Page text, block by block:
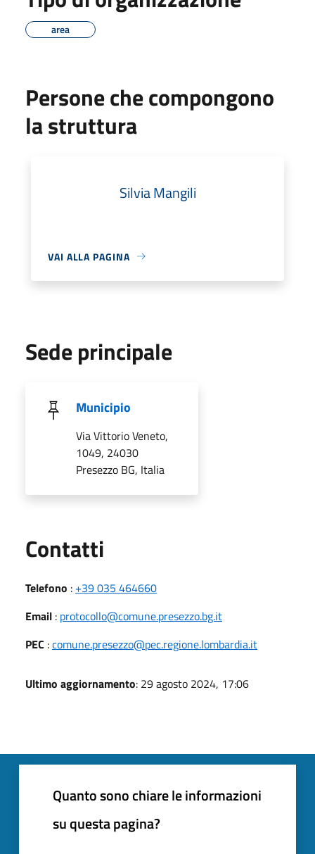
area
Persone che compongono
la struttura
Silvia Mangili
VAI ALLA PAGINA
Sede principale
Municipio
Via Vittorio Veneto,
1049, 24030
Presezzo BG, Italia
Contatti
Telefono : +39 035 464660
Email : protocollo@comune.presezzo.bg.it
PEC :comune.presezzo@pec.regione.lombardia.it
Ultimo aggiornamento: 29 agosto 2024, 17:06
Quanto sono chiare le informazioni
su questa pagina?